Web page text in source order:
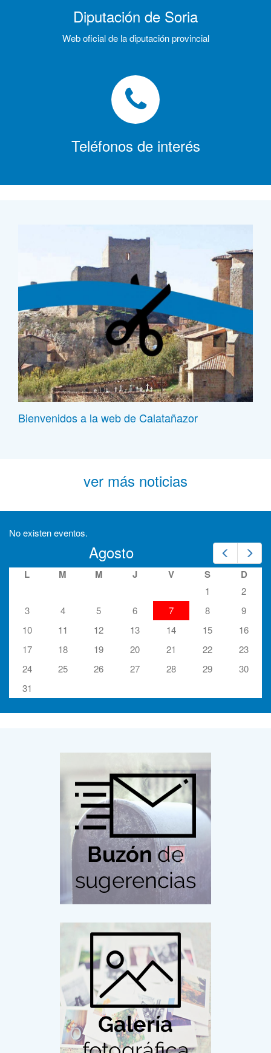
Diputación de Soria
Web oficial de la diputación provincial
Teléfonos de interés
Bienvenidos a la web de Calatañazor
ver más noticias
No existen eventos.
Prev
Agosto
L M M J V S D
1
2
3
4 5 6 7 8
9
10
11 12 13 14 15
16
17
18 19 20 21 22
23
24
25 26 27 28 29
30
31